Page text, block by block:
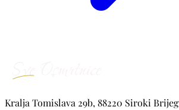
Kralja Tomislava 29b, 88220 Siroki Brijeg